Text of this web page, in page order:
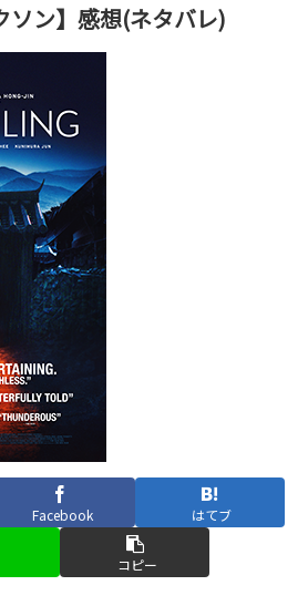
ソン】感想(ネタバレ)
Facebook はてブ
コピー